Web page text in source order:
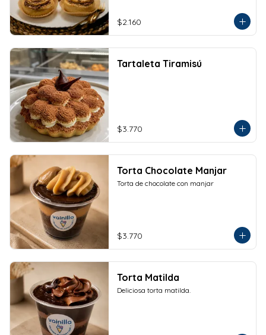
$2.160
Tartaleta Tiramisú
$3.770
Torta Chocolate Manjar
Torta de chocolate con manjar
$3.770
Torta Matilda
Deliciosa torta matilda.